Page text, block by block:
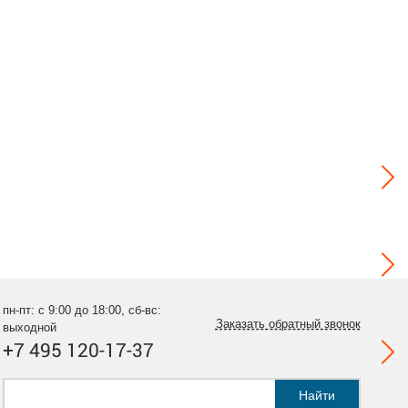
пн-пт: с 9:00 до 18:00, сб-вс:
выходной
+7 495 120-17-37
Заказать обратный звонок
Найти